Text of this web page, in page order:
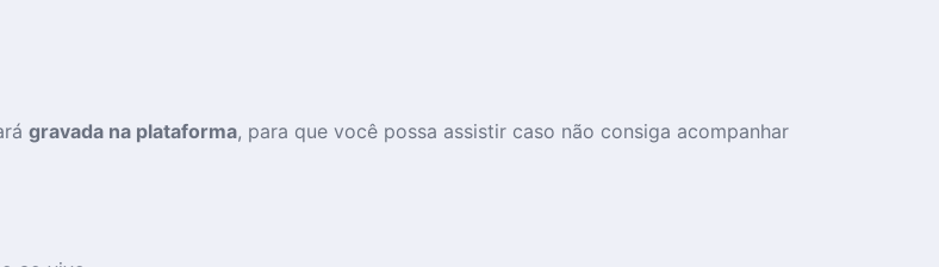
gravada na plataforma, para que você possa assistir caso não consiga acompanhar